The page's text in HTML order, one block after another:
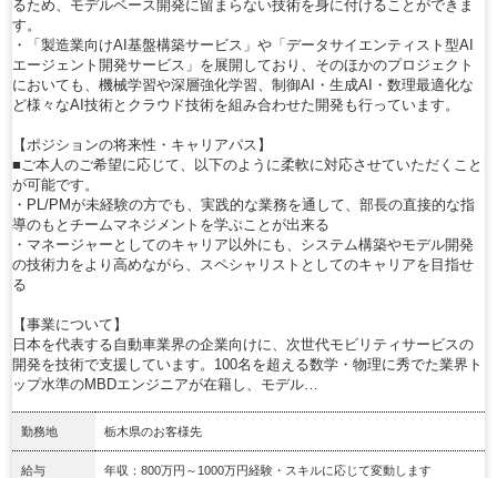
るため、モデルベース開発に留まらない技術を身に付けることができま
す。
・「製造業向けAI基盤構築サービス」や「データサイエンティスト型AI
エージェント開発サービス」を展開しており、そのほかのプロジェクト
においても、機械学習や深層強化学習、制御AI・生成AI・数理最適化な
ど様々なAI技術とクラウド技術を組み合わせた開発も行っています。
【ポジションの将来性・キャリアパス】
■ご本人のご希望に応じて、以下のように柔軟に対応させていただくこと
が可能です。
・PL/PMが未経験の方でも、実践的な業務を通して、部長の直接的な指
導のもとチームマネジメントを学ぶことが出来る
・マネージャーとしてのキャリア以外にも、システム構築やモデル開発
の技術力をより高めながら、スペシャリストとしてのキャリアを目指せ
る
【事業について】
日本を代表する自動車業界の企業向けに、次世代モビリティサービスの
開発を技術で支援しています。100名を超える数学・物理に秀でた業界ト
ップ水準のMBDエンジニアが在籍し、モデル…
勤務地 栃木県のお客様先
給与 年収：800万円～1000万円経験・スキルに応じて変動します